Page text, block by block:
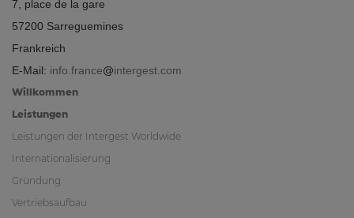
7, place de la gare
57200 Sarreguemines
Frankreich
E-Mail: info.france intergest.com
Willkommen
Leistungen
Leistungen der Intergest Worldwide
Internationalisierung
Gründung
Vertriebsaufbau